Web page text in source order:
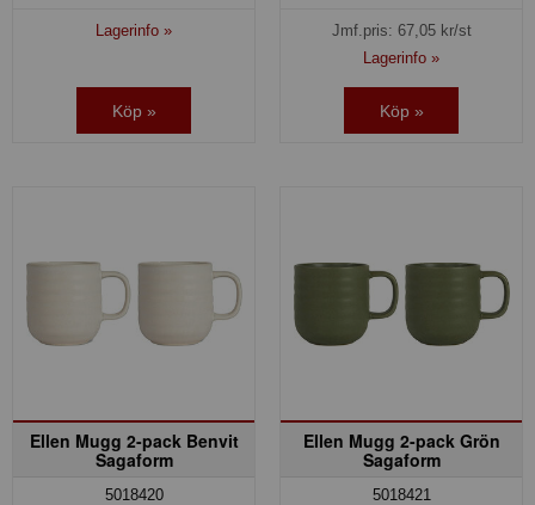
Lagerinfo »
Köp »
Jmf.pris: 67,05kr/st
Lagerinfo »
Köp »
Ellen Mugg 2-pack Benvit
Sagaform
5018420
Ellen Mugg 2-pack Grön
Sagaform
5018421